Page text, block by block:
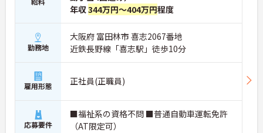
年収344万円～404万円程度
勤務地
大阪府 富田林市 喜志2067番地
近鉄長野線「喜志駅」徒歩10分
雇用形態 正社員(正職員)
応募要件
■福祉系の資格不問 ■普通自動車運転免許
（AT限定可）